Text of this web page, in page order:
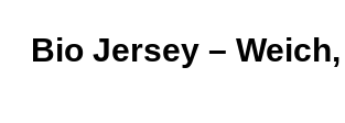
Bio Jersey –